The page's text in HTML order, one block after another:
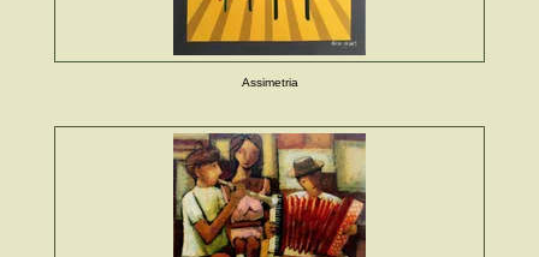
Assimetria